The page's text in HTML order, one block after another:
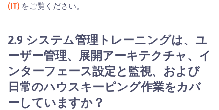
(IT) をご覧ください。
2.9 システム管理トレーニングは、ユ
ーザー管理、展開アーキテクチャ、イ
ンターフェース設定と監視、および
日常のハウスキーピング作業をカバ
ーしていますか？